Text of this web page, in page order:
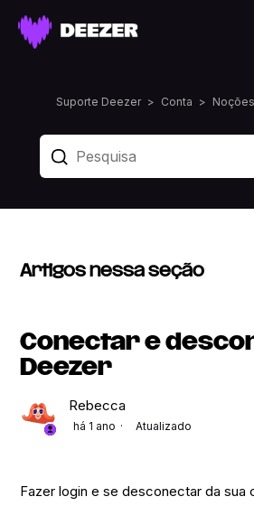
Suporte Deezer Conta
Artigos nessa seção
Conectar e
Deezer
Rebecca
há 1 ano Atualizado
Fazer login e se desconectar da sua